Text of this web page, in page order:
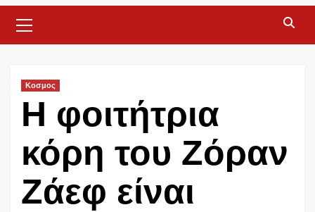
Menu
Κοσμος
Η φοιτήτρια
κόρη του Ζόραν
Ζάεφ είναι